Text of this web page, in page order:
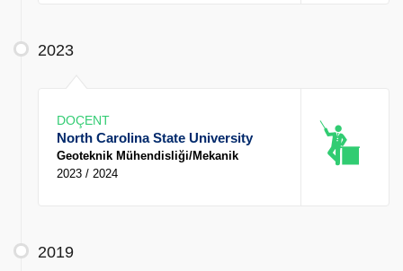
2023
DOÇENT
North Carolina State University
Geoteknik Mühendisliği/Mekanik
2023 / 2024
2019